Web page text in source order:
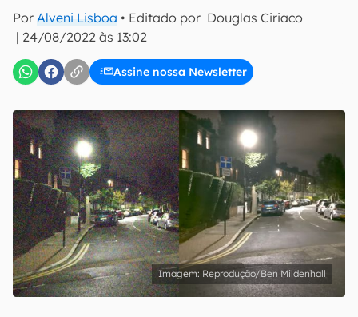
Por Alveni Lisboa • Editado por Douglas Ciriaco
| 24/08/2022 às 13:02
Assine nossa Newsletter
inscreva-se
Confirmo que li, aceito e concordo com os Termos de
Uso e Política de Privacidade do Canaltech.
Reprodução/Ben Mildenhall